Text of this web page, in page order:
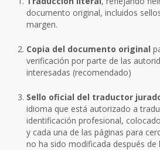
documento original, incluidos
margen.
Copia del documento original
verificación por parte de las
interesadas (recomendado)
Sello oficial del traductor
idioma que está autorizado a
identificación profesional,
y cada una de las páginas para
no ha sido modificada después de